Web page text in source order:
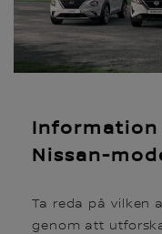
Information
Nissan-
Ta reda på vilken
genom att